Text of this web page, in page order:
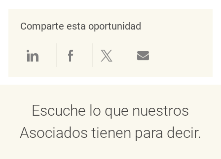
Comparte esta oportunidad
Compartir a través de LinkedIn
Compartir a través de
Compartir a través
Escuche lo que nuestros
Asociados tienen para decir.